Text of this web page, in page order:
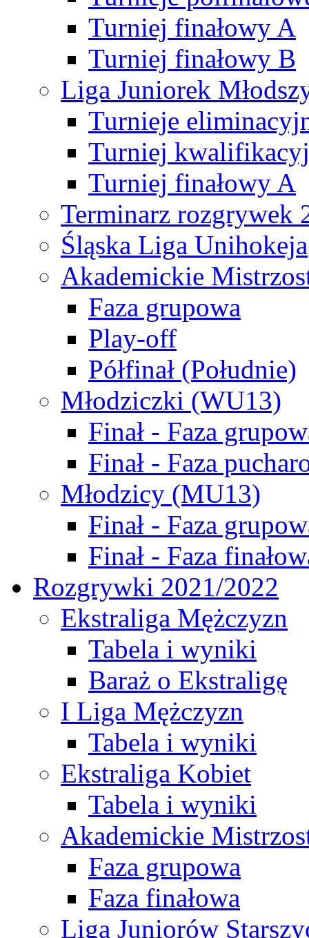
Turniej finałowy A
Turniej finałowy B
Liga Juniorek
Turnieje
Turniej
Turniej finałowy A
Terminarz rozgrywek
Śląska Liga Unihokeja
Akademickie
Faza grupowa
Play-off
Półfinał (Południe)
Młodziczki (WU13)
Finał - Faza
Finał - Faza
Młodzicy (MU13)
Finał - Faza
Finał - Faza
Rozgrywki 2021/2022
Ekstraliga Mężczyzn
Tabela i wyniki
Baraż o Ekstraligę
I Liga Mężczyzn
Tabela i wyniki
Ekstraliga Kobiet
Tabela i wyniki
Akademickie
Faza grupowa
Faza finałowa
Liga Juniorów